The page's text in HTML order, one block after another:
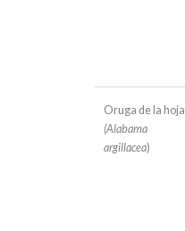
Oruga de la hoja
(Alabama
argillacea)